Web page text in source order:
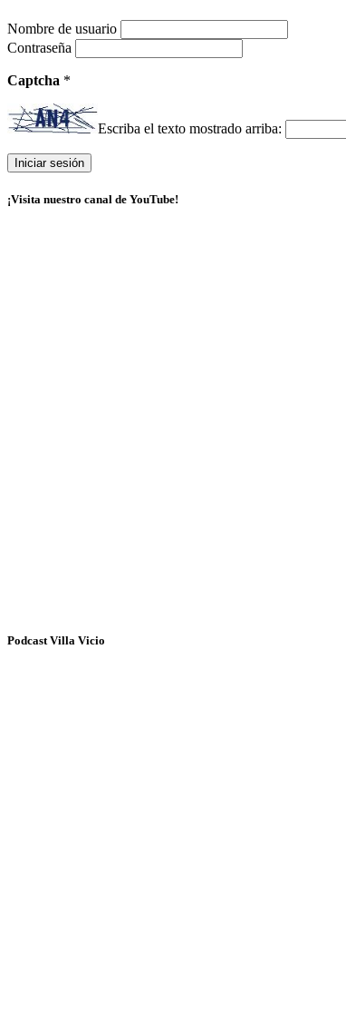
Nombre de usuario
Contraseña
Captcha *
Escriba el texto mostrado arriba:
¡Visita nuestro canal de YouTube!
Podcast Villa Vicio